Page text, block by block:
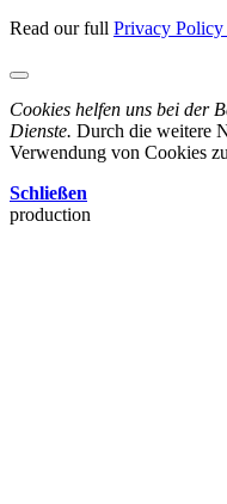
Read our full Privacy Policy
Cookies helfen uns bei der
Dienste. Durch die weitere
Verwendung von Cookies
Schließen
production